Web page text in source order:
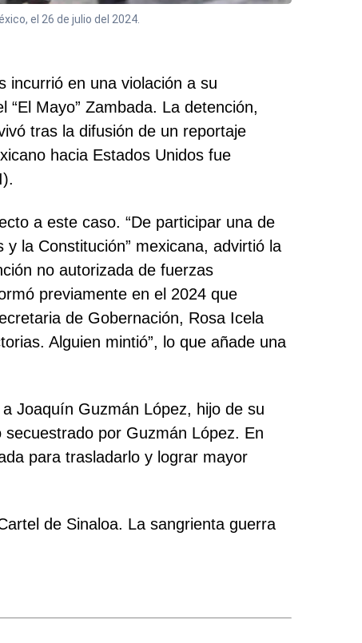
el 26 de julio del 2024.
incurrió en una violación a su
Mayo” Zambada. La detención,
tras la difusión de un reportaje
hacia Estados Unidos fue
a este caso. “De participar una de
la Constitución” mexicana, advirtió la
no autorizada de fuerzas
previamente en el 2024 que
de Gobernación, Rosa Icela
Alguien mintió”, lo que añade una
Joaquín Guzmán López, hijo de su
secuestrado por Guzmán López. En
para trasladarlo y lograr mayor
de Sinaloa. La sangrienta guerra